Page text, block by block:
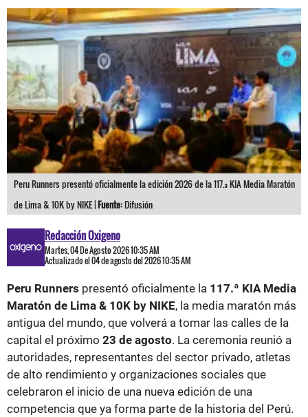
Peru Runners presentó oficialmente la edición 2026 de la 117.ª KIA Media Maratón
de Lima & 10K by NIKE |Fuente:Difusión
Redacción Oxigeno
Martes, 04 De Agosto 2026 10:35 AM
Actualizado el 04 de agosto del 2026 10:35 AM
Peru Runners presentó oficialmente la 117.ª KIA Media
Maratón de Lima & 10K by NIKE, la media maratón más
antigua del mundo, que volverá a tomar las calles de la
capital el próximo 23 de agosto. La ceremonia reunió a
autoridades, representantes del sector privado, atletas
de alto rendimiento y organizaciones sociales que
celebraron el inicio de una nueva edición de una
competencia que ya forma parte de la historia del Perú.